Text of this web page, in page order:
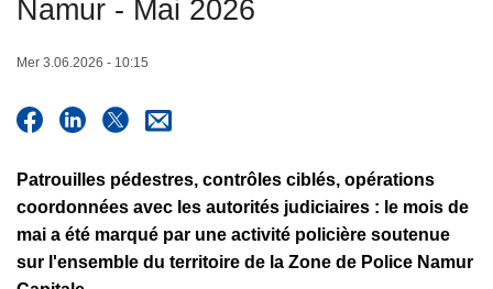
Namur - Mai 2026
Mer 3.06.2026 - 10:15
Patrouilles pédestres, contrôles ciblés, opérations
coordonnées avec les autorités judiciaires : le mois de
mai a été marqué par une activité policière soutenue
sur l'ensemble du territoire de la Zone de Police Namur